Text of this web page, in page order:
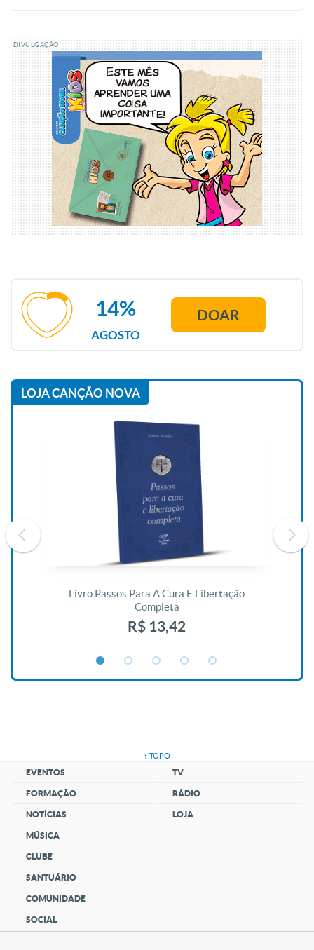
DIVULGAÇÃO
AGOSTO
14% DOAR
LOJA CANÇÃO NOVA
Livro Passos Para A Cura E Libertação
Completa
R$ 13,42
↑ TOPO
EVENTOS
FORMAÇÃO
NOTÍCIAS
MÚSICA
CLUBE
SANTUÁRIO
COMUNIDADE
SOCIAL
TV
RÁDIO
LOJA